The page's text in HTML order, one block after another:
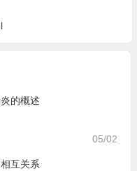
的概述
05/02
互关系